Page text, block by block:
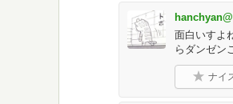
面白いすよ
らダンゼン
ナイ